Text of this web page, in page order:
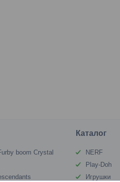
boom Crystal
Каталог
NERF
Play-Doh
Игрушки